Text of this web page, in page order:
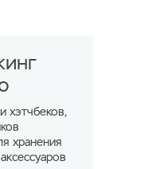
хэтчбеков,
хранения